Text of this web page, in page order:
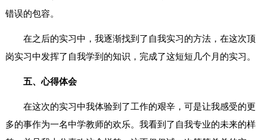
错误的包容。
在之后的实习中，我逐渐找到了自我实习的方法，在这次顶
岗实习中发挥了自我学到的知识，完成了这短短几个月的实习。
五、心得体会
在这次的实习中我体验到了工作的艰辛，可是让我感受的更
多的事作为一名中学教师的欢乐。我看到了自我专业的未来的样